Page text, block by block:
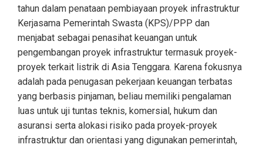
tahun dalam penataan pembiayaan proyek infrastruktur
Kerjasama Pemerintah Swasta (KPS)/PPP dan
menjabat sebagai penasihat keuangan untuk
pengembangan proyek infrastruktur termasuk proyek-
proyek terkait listrik di Asia Tenggara. Karena fokusnya
adalah pada penugasan pekerjaan keuangan terbatas
yang berbasis pinjaman, beliau memiliki pengalaman
luas untuk uji tuntas teknis, komersial, hukum dan
asuransi serta alokasi risiko pada proyek-proyek
infrastruktur dan orientasi yang digunakan pemerintah,